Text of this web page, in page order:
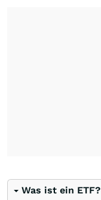
Was ist ein ETF?